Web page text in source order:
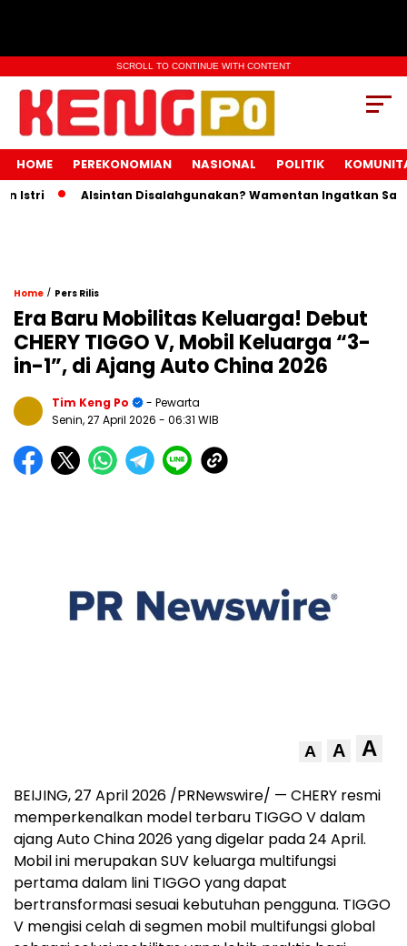
SCROLL TO CONTINUE WITH CONTENT
HOME PEREKONOMIAN NASIONAL POLITIK
Alsintan Disalahgunakan? Wamentan Ingatkan Sanksi
Home / Pers Rilis
Era Baru Mobilitas Keluarga! Debut
CHERY TIGGO V, Mobil Keluarga “3-
in-1”, di Ajang Auto China 2026
Tim Keng Po
- Pewarta
Senin, 27 April 2026 - 06:31 WIB
A A A
BEIJING, 27 April 2026 /PRNewswire/ — CHERY resmi
memperkenalkan model terbaru TIGGO V dalam
ajang Auto China 2026 yang digelar pada 24 April.
Mobil ini merupakan SUV keluarga multifungsi
pertama dalam lini TIGGO yang dapat
bertransformasi sesuai kebutuhan pengguna. TIGGO
V mengisi celah di segmen mobil multifungsi global